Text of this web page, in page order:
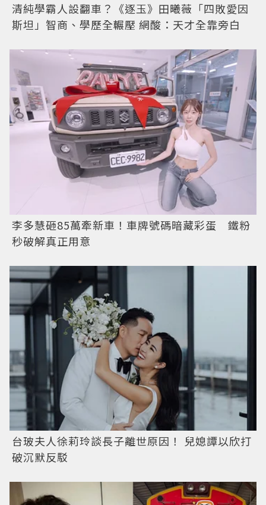
清純學霸人設翻車？《逐玉》田曦薇「四敗愛因
斯坦」智商、學歷全輾壓 網酸：天才全靠旁白
李多慧砸85萬牽新車！車牌號碼暗藏彩蛋 鐵粉
秒破解真正用意
台玻夫人徐莉玲談長子離世原因！ 兒媳譚以欣打
破沉默反駁